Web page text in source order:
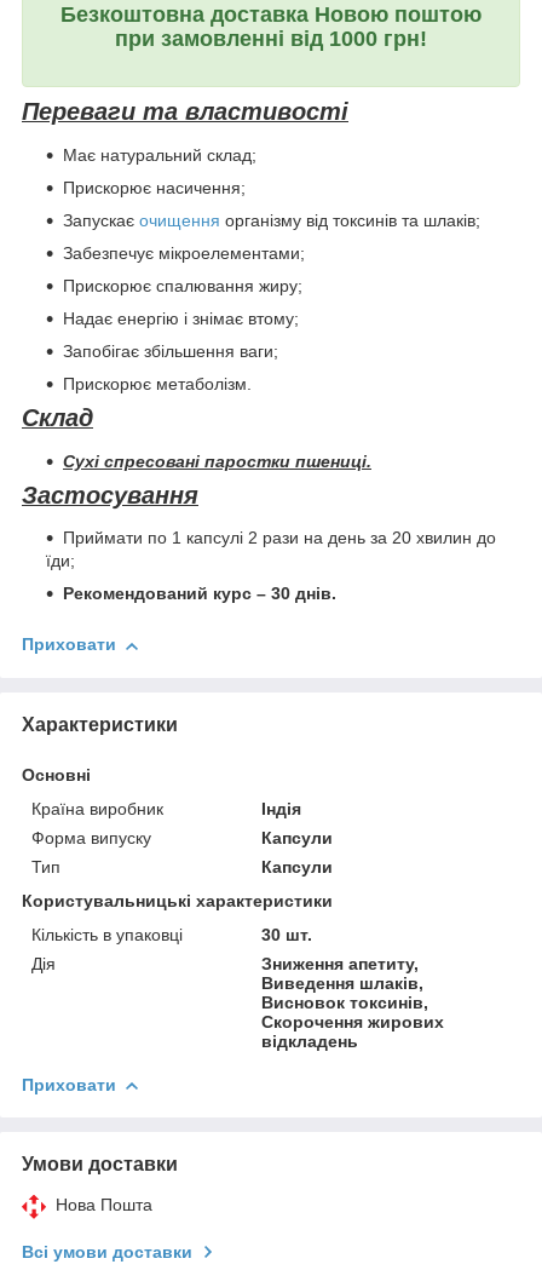
Безкоштовна доставка Новою поштою
при замовленні від 1000 грн!
Переваги та властивості
Має натуральний склад;
Прискорює насичення;
Запускає очищення організму від токсинів та шлаків;
Забезпечує мікроелементами;
Прискорює спалювання жиру;
Надає енергію і знімає втому;
Запобігає збільшення ваги;
Прискорює метаболізм.
Склад
Сухі спресовані паростки пшениці.
Застосування
Приймати по 1 капсулі 2 рази на день за 20 хвилин до
їди;
Рекомендований курс – 30 днів.
Приховати
Характеристики
Основні
Країна виробник
Індія
Форма випуску
Капсули
Тип
Капсули
Користувальницькі характеристики
Кількість в упаковці
30 шт.
Дія
Зниження апетиту,
Виведення шлаків,
Висновок токсинів,
Скорочення жирових
відкладень
Приховати
Умови доставки
Нова Пошта
Всі умови доставки